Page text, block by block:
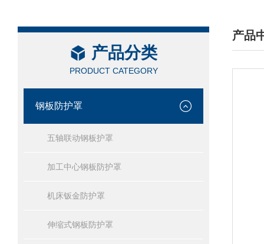
产品分类
PRODUCT CATEGORY
钢板防护罩
五轴联动钢板护罩
加工中心钢板防护罩
机床钣金防护罩
伸缩式钢板防护罩
产品
/